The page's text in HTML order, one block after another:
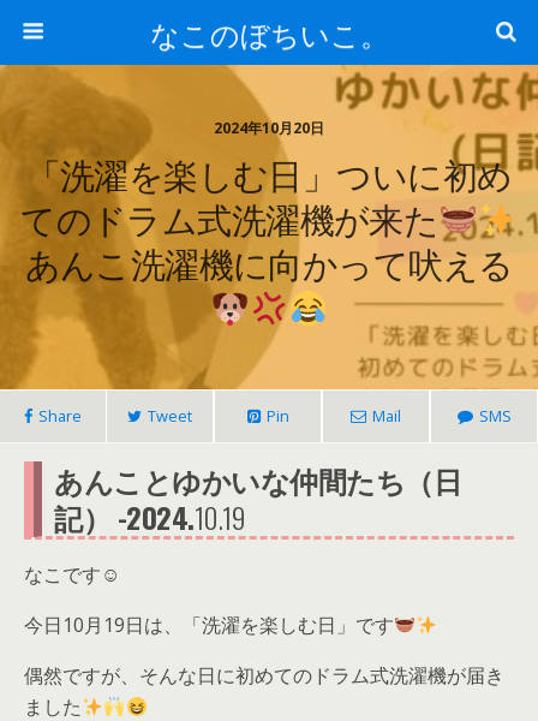
なこのぼちいこ。
2024年10月20日
「洗濯を楽しむ日」ついに初め
てのドラム式洗濯機が来た
あんこ洗濯機に向かって吠える
Share Tweet Pin Mail SMS
あんことゆかいな仲間たち（日
記） -2024.10.19
なこです☺
今日10月19日は、「洗濯を楽しむ日」です
偶然ですが、そんな日に初めてのドラム式洗濯機が届き
ました